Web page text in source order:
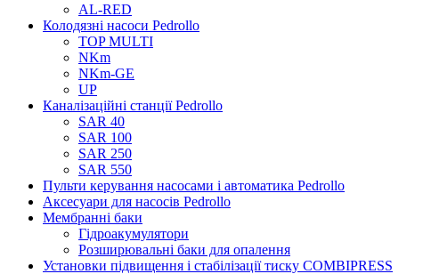
AL-RED
Колодязні насоси Pedrollo
TOP MULTI
NKm
NKm-GE
UP
Каналізаційні станції Pedrollo
SAR 40
SAR 100
SAR 250
SAR 550
Пульти керування насосами і автоматика Pedrollo
Аксесуари для насосів Pedrollo
Мембранні баки
Гідроакумулятори
Розширювальні баки для опалення
Установки підвищення і стабілізації тиску COMBIPRESS